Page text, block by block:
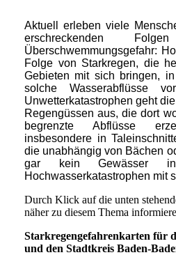
Aktuell erleben viele
erschreckenden
Überschwemmungsgefahr:
Folge von Starkregen, die
Gebieten mit sich bringen,
solche Wasserabflüsse
Unwetterkatastrophen geht
Regengüssen aus, die dort
begrenzte Abflüsse
insbesondere in
die unabhängig von Bächen
gar kein Gewässer
Hochwasserkatastrophen mit
Durch Klick auf die unten
näher zu diesem Thema
Starkregengefahrenkarten für
und den Stadtkreis Baden-